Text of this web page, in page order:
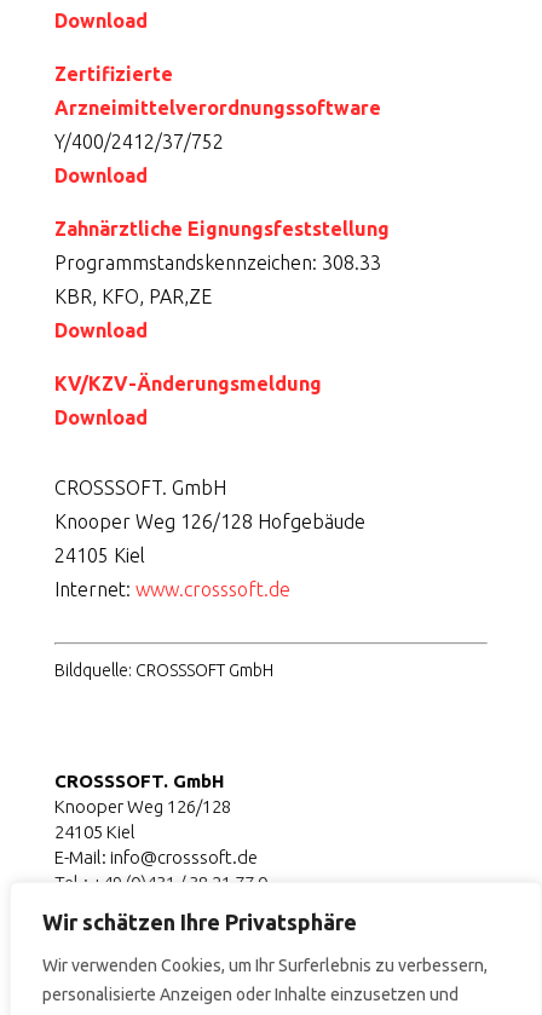
Wir schätzen Ihre Privatsphäre
Wir verwenden Cookies, um Ihr Surferlebnis zu verbessern,
personalisierte Anzeigen oder Inhalte einzusetzen und
Download
Zertifizierte
Arzneimittelverordnungssoftware
Y/400/2412/37/752
Download
Zahnärztliche Eignungsfeststellung
Programmstandskennzeichen: 308.33
KBR, KFO, PAR,ZE
Download
KV/KZV-Änderungsmeldung
Download
CROSSSOFT. GmbH
Knooper Weg 126/128 Hofgebäude
24105 Kiel
Internet: www.crosssoft.de
Bildquelle: CROSSSOFT GmbH
CROSSSOFT. GmbH
Knooper Weg 126/128
24105 Kiel
E-Mail: info@crosssoft.de
Tel.: +49 (0)431 / 38 21 77 0
Fax: +49 (0)431 / 38 21 77 48
© 2026 | Alle Rechte vorbehalten.